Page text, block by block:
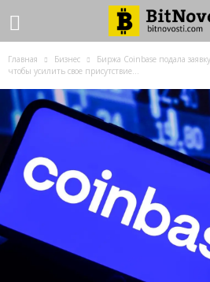
Главная Бизнес
Биржа Coinbase подала
чтобы усилить свое присутствие...